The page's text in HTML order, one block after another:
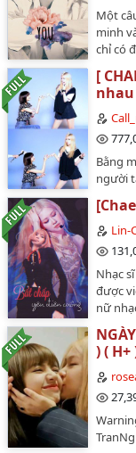
Một
minh
chỉ có
khiến
thậm
tình
nào?
được
[
Bằng
người
đương
đọc :
Lin-
Nhạc
được
nữ
cùng
phẩm:
ji•Thể
phải
) ( H+